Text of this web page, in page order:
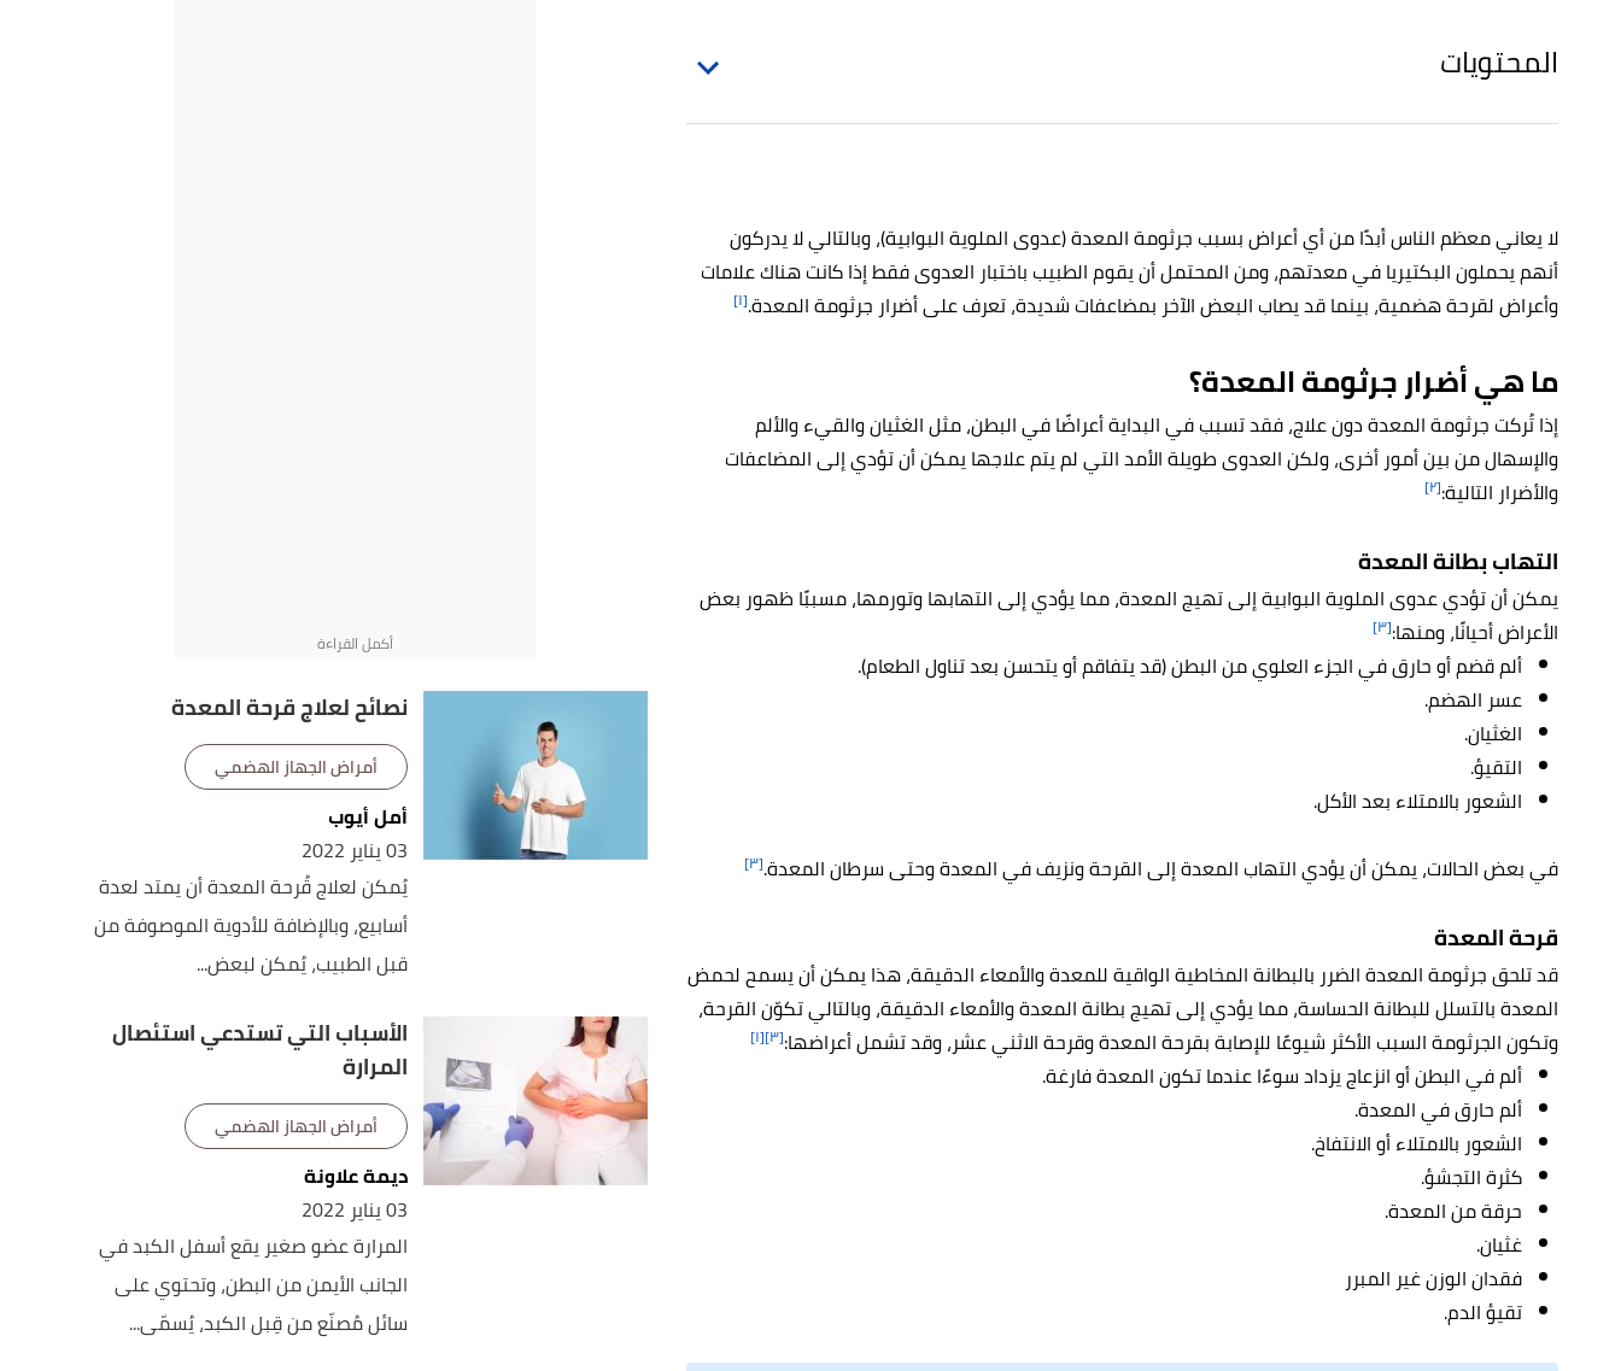
المحتويات
لا يعاني معظم الناس أبدًا من أي أعراض بسبب جرثومة المعدة (عدوى الملوية البوابية)، وبالتالي لا يدركون
أنهم يحملون البكتيريا في معدتهم، ومن المحتمل أن يقوم الطبيب باختبار العدوى فقط إذا كانت هناك علامات
وأعراض لقرحة هضمية، بينما قد يصاب البعض الآخر بمضاعفات شديدة، تعرف على أضرار جرثومة المعدة.[١]
ما هي أضرار جرثومة المعدة؟
إذا تُركت جرثومة المعدة دون علاج، فقد تسبب في البداية أعراضًا في البطن، مثل الغثيان والقيء والألم
والإسهال من بين أمور أخرى، ولكن العدوى طويلة الأمد التي لم يتم علاجها يمكن أن تؤدي إلى المضاعفات
والأضرار التالية:[٢]
التهاب بطانة المعدة
يمكن أن تؤدي عدوى الملوية البوابية إلى تهيج المعدة، مما يؤدي إلى التهابها وتورمها، مسببًا ظهور بعض
الأعراض أحيانًا، ومنها:[٣]
ألم قضم أو حارق في الجزء العلوي من البطن (قد يتفاقم أو يتحسن بعد تناول الطعام).
عسر الهضم.
الغثيان.
التقيؤ.
الشعور بالامتلاء بعد الأكل.
في بعض الحالات، يمكن أن يؤدي التهاب المعدة إلى القرحة ونزيف في المعدة وحتى سرطان المعدة.[٣]
قرحة المعدة
قد تلحق جرثومة المعدة الضرر بالبطانة المخاطية الواقية للمعدة والأمعاء الدقيقة، هذا يمكن أن يسمح لحمض
المعدة بالتسلل للبطانة الحساسة، مما يؤدي إلى تهيج بطانة المعدة والأمعاء الدقيقة، وبالتالي تكوّن القرحة،
وتكون الجرثومة السبب الأكثر شيوعًا للإصابة بقرحة المعدة وقرحة الاثني عشر، وقد تشمل أعراضها:[٣] [١]
ألم في البطن أو انزعاج يزداد سوءًا عندما تكون المعدة فارغة.
ألم حارق في المعدة.
الشعور بالامتلاء أو الانتفاخ.
كثرة التجشؤ.
حرقة من المعدة.
غثيان.
فقدان الوزن غير المبرر
تقيؤ الدم.
نصائح لعلاج قرحة المعدة
أمراض الجهاز الهضمي
أمل أيوب
03 يناير 2022
يُمكن لعلاج قُرحة المعدة أن يمتد لعدة
أسابيع، وبالإضافة للأدوية الموصوفة من
قبل الطبيب، يُمكن لبعض...
الأسباب التي تستدعي استئصال
المرارة
أمراض الجهاز الهضمي
ديمة علاونة
03 يناير 2022
المرارة عضو صغير يقع أسفل الكبد في
الجانب الأيمن من البطن، وتحتوي على
سائل مُصنّع من قِبل الكبد، يُسمّى...